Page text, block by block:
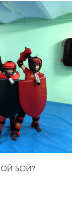
БОЙ?